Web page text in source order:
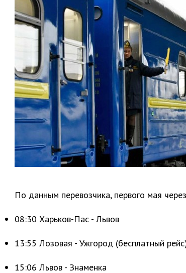
По данным перевозчика, первого мая
08:30 Харьков-Пас - Львов
13:55 Лозовая - Ужгород (бесплатный
15:06 Львов - Знаменка